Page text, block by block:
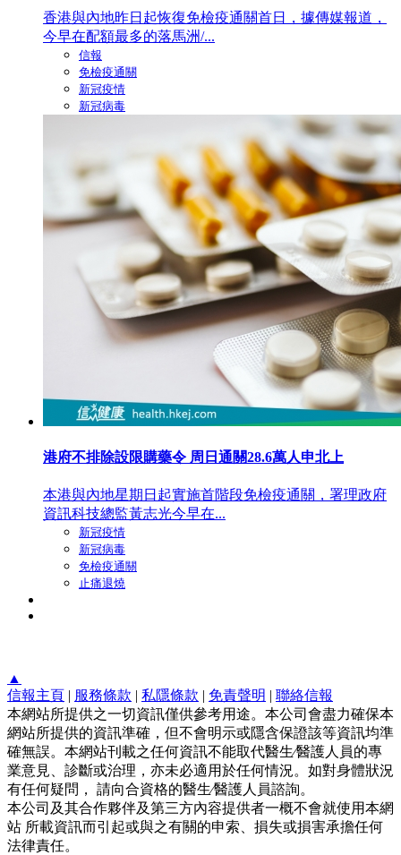
香港與內地昨日起恢復免檢疫通關首日，據傳媒報道，
今早在配額最多的落馬洲/...
信報
免檢疫通關
新冠疫情
新冠病毒
港府不排除設限購藥令 周日通關28.6萬人申北上
本港與內地星期日起實施首階段免檢疫通關，署理政府
資訊科技總監黃志光今早在...
新冠疫情
新冠病毒
免檢疫通關
止痛退燒
▲
信報主頁 | 服務條款 | 私隱條款 | 免責聲明 | 聯絡信報
本網站所提供之一切資訊僅供參考用途。本公司會盡力確保本
網站所提供的資訊準確，但不會明示或隱含保證該等資訊均準
確無誤。本網站刊載之任何資訊不能取代醫生∕醫護人員的專
業意見、診斷或治理，亦未必適用於任何情況。如對身體狀況
有任何疑問， 請向合資格的醫生∕醫護人員諮詢。
本公司及其合作夥伴及第三方內容提供者一概不會就使用本網
站 所載資訊而引起或與之有關的申索、損失或損害承擔任何
法律責任。